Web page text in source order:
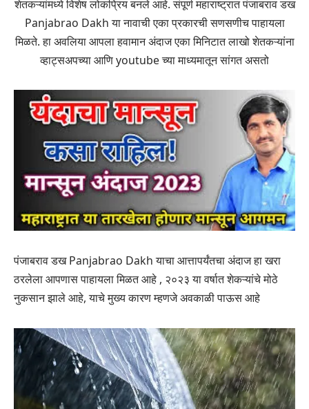
शेतकऱ्यांमध्ये विशेष लोकप्रिय बनले आहे. संपूर्ण महाराष्ट्रात पंजाबराव डख
Panjabrao Dakh या नावाची एका प्रकारची सणसणीच पाहायला
मिळते. हा अवलिया आपला हवामान अंदाज एका मिनिटात लाखो शेतकऱ्यांना
व्हाट्सअपच्या आणि youtube च्या माध्यमातून सांगत असतो
पंजाबराव डख Panjabrao Dakh याचा आत्तापर्यंतचा अंदाज हा खरा
ठरलेला आपणास पाहायला मिळत आहे , २०२३ या वर्षात शेकऱ्यांचे मोठे
नुकसान झाले आहे, याचे मुख्य कारण म्हणजे अवकाळी पाऊस आहे